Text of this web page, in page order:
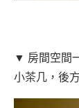
▼ 房間空間
小茶几，後